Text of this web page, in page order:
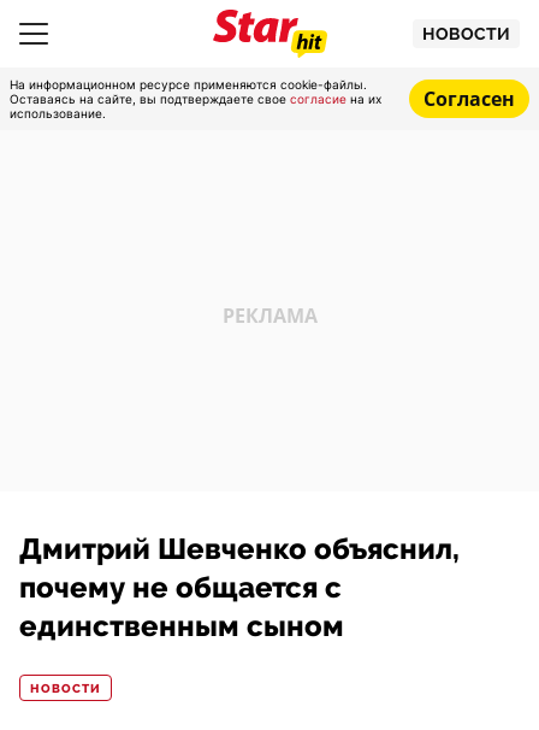
НОВОСТИ
На информационном ресурсе применяются cookie-файлы.
Оставаясь на сайте, вы подтверждаете свое согласие на их
использование.
Согласен
Дмитрий Шевченко объяснил,
почему не общается с
единственным сыном
НОВОСТИ